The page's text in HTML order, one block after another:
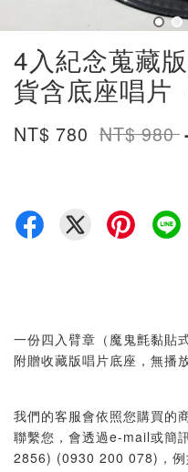
4入紀念蒐藏
貨含底座唱片
NT$ 780 NT$ 980
一份四入臂章（魔鬼氈黏貼
附贈收藏版唱片底座，無播
我們的客服會依照您購買的
聯繫您，會透過e-mail或簡
2856) (0930 200 078)，例